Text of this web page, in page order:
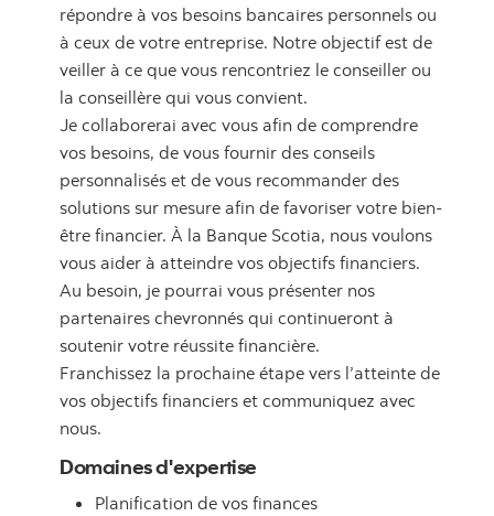
répondre à vos besoins bancaires personnels ou
à ceux de votre entreprise. Notre objectif est de
veiller à ce que vous rencontriez le conseiller ou
la conseillère qui vous convient.
Je collaborerai avec vous afin de comprendre
vos besoins, de vous fournir des conseils
personnalisés et de vous recommander des
solutions sur mesure afin de favoriser votre bien-
être financier. À la Banque Scotia, nous voulons
vous aider à atteindre vos objectifs financiers.
Au besoin, je pourrai vous présenter nos
partenaires chevronnés qui continueront à
soutenir votre réussite financière.
Franchissez la prochaine étape vers l’atteinte de
vos objectifs financiers et communiquez avec
nous.
Domaines d'expertise
Planification de vos finances